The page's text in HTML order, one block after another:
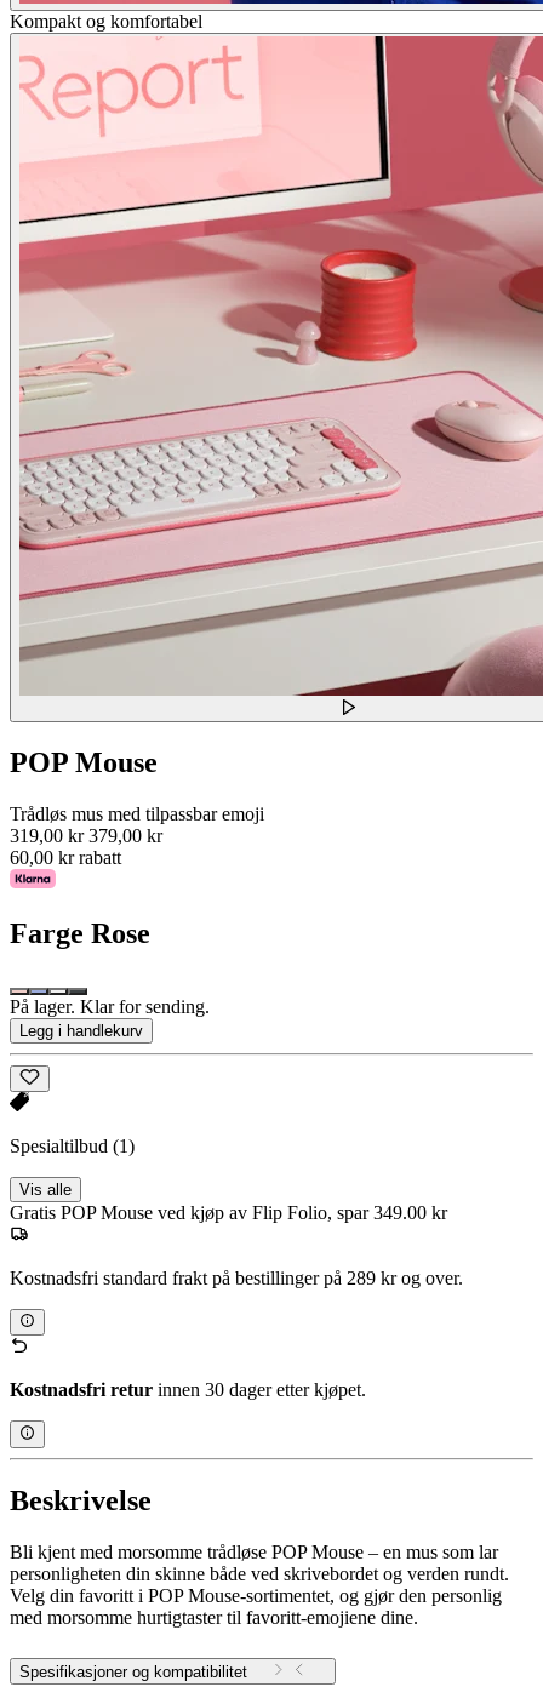
Kompakt og komfortabel
POP Mouse
Trådløs mus med tilpassbar emoji
319,00 kr 379,00 kr
60,00 kr rabatt
Farge Rose
På lager. Klar for sending.
Legg i handlekurv
Spesialtilbud (1)
Vis alle
Gratis POP Mouse ved kjøp av Flip Folio, spar 349.00 kr
Kostnadsfri standard frakt på bestillinger på 289 kr og over.
Kostnadsfri retur innen 30 dager etter kjøpet.
Beskrivelse
Bli kjent med morsomme trådløse POP Mouse – en mus som lar
personligheten din skinne både ved skrivebordet og verden rundt.
Velg din favoritt i POP Mouse-sortimentet, og gjør den personlig
med morsomme hurtigtaster til favoritt-emojiene dine.
Spesifikasjoner og kompatibilitet